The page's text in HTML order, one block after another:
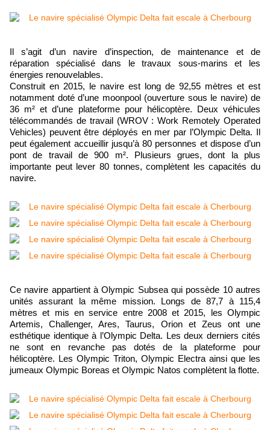
Il s’agit d’un navire d’inspection, de maintenance et de
réparation spécialisé dans le travaux sous-marins et les
énergies renouvelables.
Construit en 2015, le navire est long de 92,55 mètres et est
notamment doté d’une moonpool (ouverture sous le navire) de
36 m² et d’une plateforme pour hélicoptère. Deux véhicules
télécommandés de travail (WROV : Work Remotely Operated
Vehicles) peuvent être déployés en mer par l’Olympic Delta. Il
peut également accueillir jusqu’à 80 personnes et dispose d’un
pont de travail de 900 m². Plusieurs grues, dont la plus
importante peut lever 80 tonnes, complètent les capacités du
navire.
Ce navire appartient à Olympic Subsea qui possède 10 autres
unités assurant la même mission. Longs de 87,7 à 115,4
mètres et mis en service entre 2008 et 2015, les Olympic
Artemis, Challenger, Ares, Taurus, Orion et Zeus ont une
esthétique identique à l’Olympic Delta. Les deux derniers cités
ne sont en revanche pas dotés de la plateforme pour
hélicoptère. Les Olympic Triton, Olympic Electra ainsi que les
jumeaux Olympic Boreas et Olympic Natos complètent la flotte.